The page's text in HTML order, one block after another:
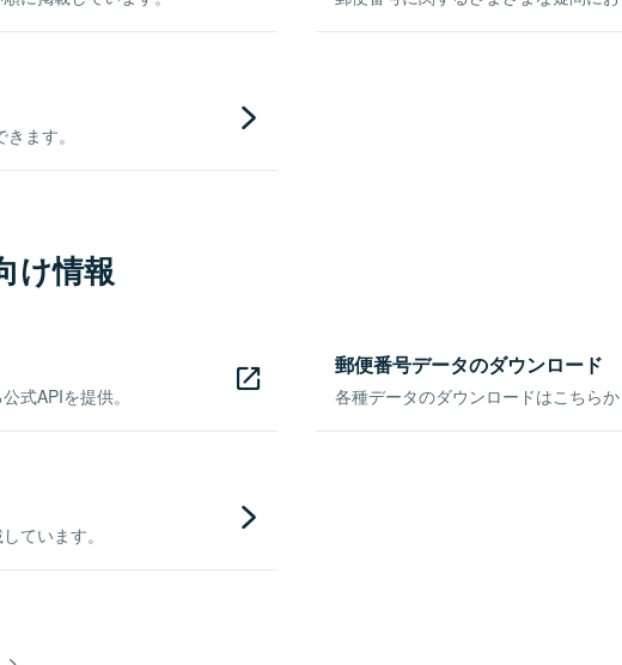
ます。
け情報
式APIを提供。
郵便番号データのダウンロード
各種データのダウンロードはこちら
ています。